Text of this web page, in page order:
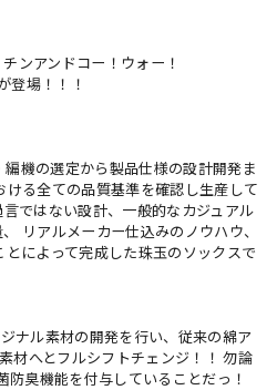
ンアンドコー！ウォー！
登場！！！
機の選定から製品仕様の設計開発ま
ける全ての品質基準を確認し生産して
ではない設計、一般的なカジュアル
リアルメーカー仕込みのノウハウ、
によって完成した珠玉のソックスで
ナル素材の開発を行い、従来の綿ア
材へとフルシフトチェンジ！！ 勿論
防臭機能を付与していることだっ！